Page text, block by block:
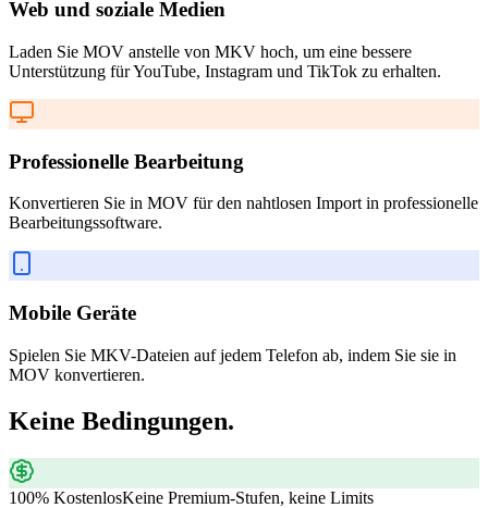
Web und soziale Medien
Laden Sie MOV anstelle von MKV hoch, um eine bessere
Unterstützung für YouTube, Instagram und TikTok zu erhalten.
Professionelle Bearbeitung
Konvertieren Sie in MOV für den nahtlosen Import in professionelle
Bearbeitungssoftware.
Mobile Geräte
Spielen Sie MKV-Dateien auf jedem Telefon ab, indem Sie sie in
MOV konvertieren.
Keine Bedingungen.
100% KostenlosKeine Premium-Stufen, keine Limits